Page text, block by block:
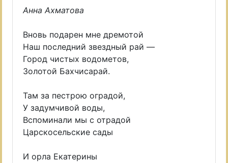
Анна Ахматова
Вновь подарен мне дремотой
Наш последний звездный рай —
Город чистых водометов,
Золотой Бахчисарай.
Там за пестрою оградой,
У задумчивой воды,
Вспоминали мы с отрадой
Царскосельские сады
И орла Екатерины